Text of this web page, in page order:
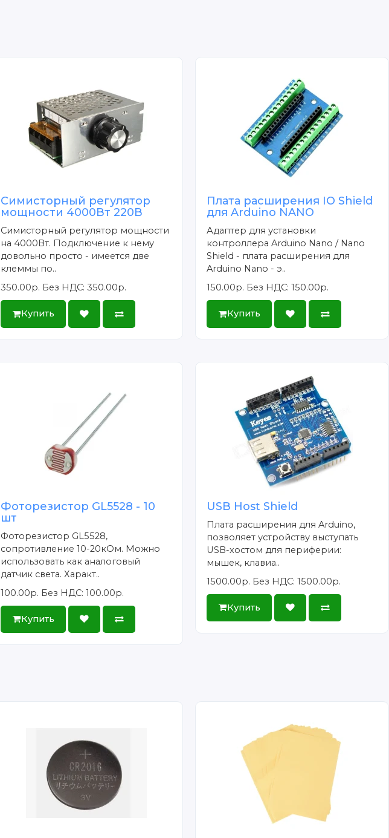
Симисторный регулятор
мощности 4000Вт 220В
Симисторный регулятор мощности
на 4000Вт. Подключение к нему
довольно просто - имеется две
клеммы по..
350.00р. Без НДС: 350.00р.
Купить
Плата расширения IO Shield
для Arduino NANO
Адаптер для установки
контроллера Arduino Nano / Nano
Shield - плата расширения для
Arduino Nano - э..
150.00р. Без НДС: 150.00р.
Купить
Фоторезистор GL5528 - 10
шт
Фоторезистор GL5528,
сопротивление 10-20кОм. Можно
использовать как аналоговый
датчик света. Характ..
100.00р. Без НДС: 100.00р.
Купить
USB Host Shield
Плата расширения для Arduino,
позволяет устройству выступать
USB-хостом для периферии:
мышек, клавиа..
1500.00р. Без НДС: 1500.00р.
Купить